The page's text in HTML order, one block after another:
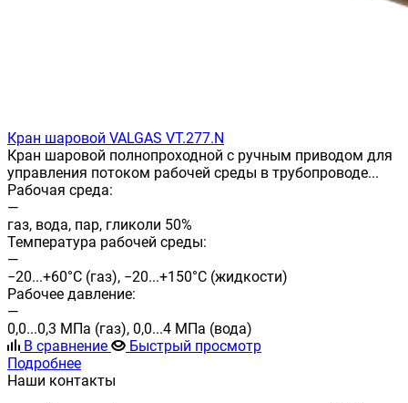
Кран шаровой VALGAS VT.277.N
Кран шаровой полнопроходной с ручным приводом для
управления потоком рабочей среды в трубопроводе...
Рабочая среда:
—
газ, вода, пар, гликоли 50%
Температура рабочей среды:
—
−20...+60°С (газ), −20...+150°С (жидкости)
Рабочее давление:
—
0,0...0,3 МПа (газ), 0,0...4 МПа (вода)
В сравнение
Быстрый просмотр
Подробнее
Наши контакты